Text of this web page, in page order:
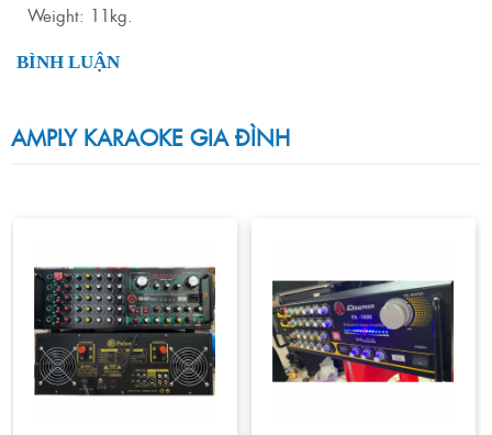
Weight: 11kg.
BÌNH LUẬN
AMPLY KARAOKE GIA ĐÌNH